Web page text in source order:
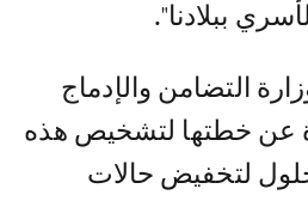
ببلادنا".
التضامن والإدماج
عن خطتها لتشخيص هذه
لتخفيض حالات